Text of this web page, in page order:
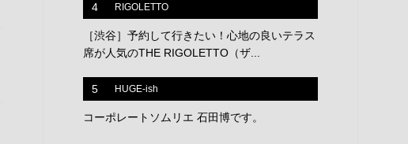
4 RIGOLETTO
［渋谷］予約して行きたい！心地の良いテラス
席が人気のTHE RIGOLETTO（ザ...
5 HUGE-ish
コーポレートソムリエ 石田博です。